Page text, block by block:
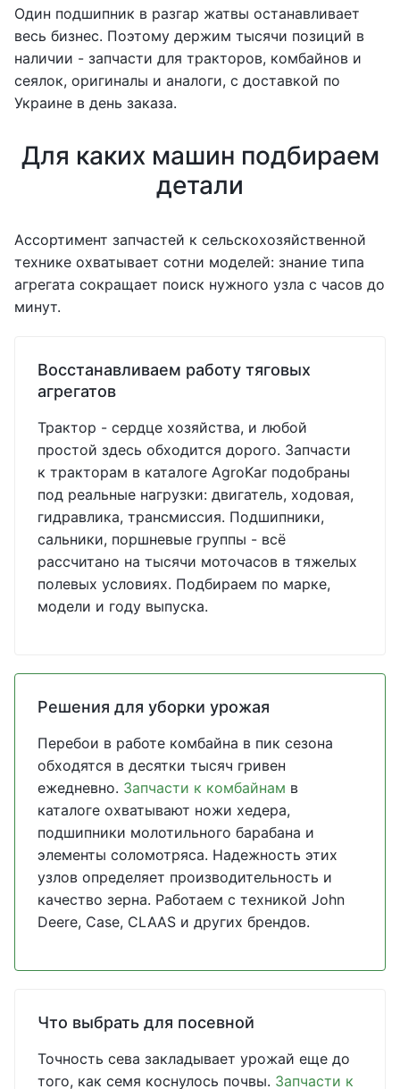
Один подшипник в разгар жатвы останавливает
весь бизнес. Поэтому держим тысячи позиций в
наличии - запчасти для тракторов, комбайнов и
сеялок, оригиналы и аналоги, с доставкой по
Украине в день заказа.
Для каких машин подбираем
детали
Ассортимент запчастей к сельскохозяйственной
технике охватывает сотни моделей: знание типа
агрегата сокращает поиск нужного узла с часов до
минут.
Восстанавливаем работу тяговых
агрегатов
Трактор - сердце хозяйства, и любой
простой здесь обходится дорого. Запчасти
к тракторам в каталоге AgroKar подобраны
под реальные нагрузки: двигатель, ходовая,
гидравлика, трансмиссия. Подшипники,
сальники, поршневые группы - всё
рассчитано на тысячи моточасов в тяжелых
полевых условиях. Подбираем по марке,
модели и году выпуска.
Решения для уборки урожая
Перебои в работе комбайна в пик сезона
обходятся в десятки тысяч гривен
ежедневно. Запчасти к комбайнам в
каталоге охватывают ножи хедера,
подшипники молотильного барабана и
элементы соломотряса. Надежность этих
узлов определяет производительность и
качество зерна. Работаем с техникой John
Deere, Case, CLAAS и других брендов.
Что выбрать для посевной
Точность сева закладывает урожай еще до
того, как семя коснулось почвы. Запчасти к